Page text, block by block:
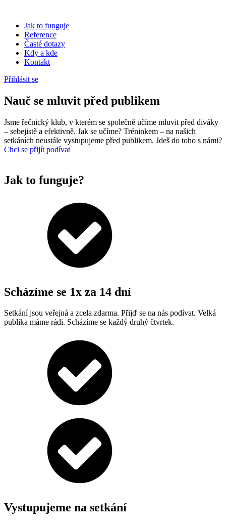
Jak to funguje
Reference
Časté dotazy
Kdy a kde
Kontakt
Přihlásit se
Nauč se mluvit před publikem
Jsme řečnický klub, v kterém se společně učíme mluvit před diváky
– sebejistě a efektivně. Jak se učíme? Tréninkem – na našich
setkáních neustále vystupujeme před publikem. Jdeš do toho s námi?
Chci se přijít podívat
Jak to funguje?
Scházíme se 1x za 14 dní
Setkání jsou veřejná a zcela zdarma. Přijď se na nás podívat. Velká
publika máme rádi. Scházíme se každý druhý čtvrtek.
Vystupujeme na setkání